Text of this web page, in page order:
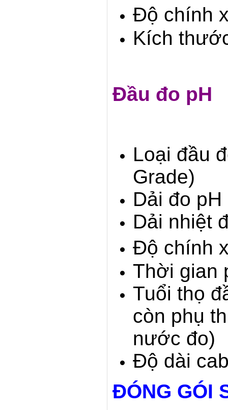
Độ chính
Kích
Đầu đo pH
Loại đầu
Grade)
Dải đo
Dải nhiệt
Độ chính
Thời gian
Tuổi thọ
còn phụ
nước đo)
Độ dài
ĐÓNG GÓI